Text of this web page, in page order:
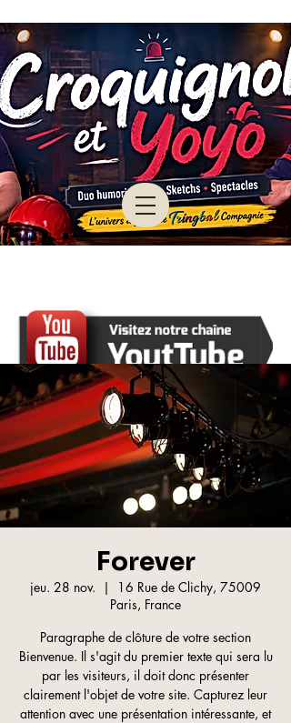
Forever
jeu. 28 nov.
  |
16 Rue de Clichy, 75009
Paris, France
Paragraphe de clôture de votre section
Bienvenue. Il s'agit du premier texte qui sera lu
par les visiteurs, il doit donc présenter
clairement l'objet de votre site. Capturez leur
attention avec une présentation intéressante, et